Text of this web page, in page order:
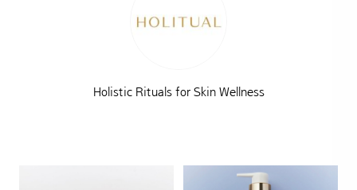
Holistic Rituals for Skin Wellness